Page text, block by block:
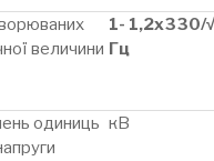
величини
1- 1,2х330/
Гц
одиниць кВ